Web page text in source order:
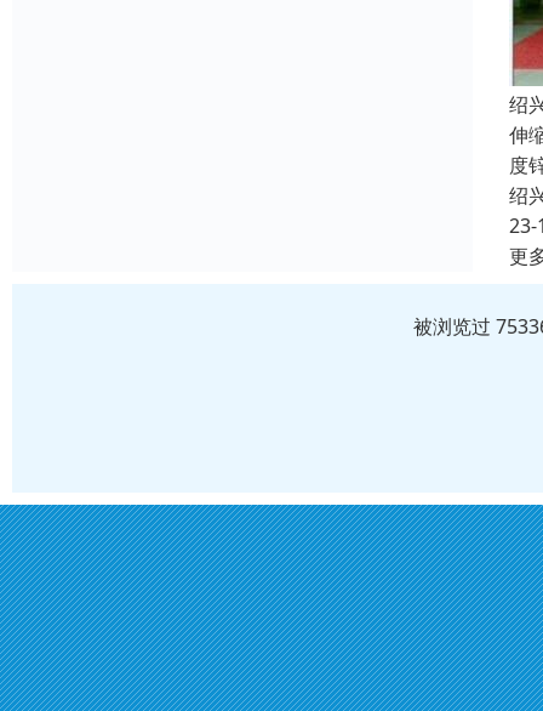
绍
伸
度
绍
23-
更
被浏览过